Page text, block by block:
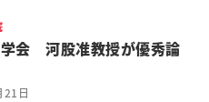
会 河股准教授が優秀論
日